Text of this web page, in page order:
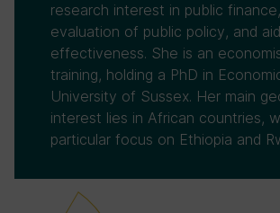
research interest in public finance,
evaluation of public policy, and aid
effectiveness. She is an
training, holding a PhD in
University of Sussex. Her main
interest lies in African countries,
particular focus on Ethiopia and